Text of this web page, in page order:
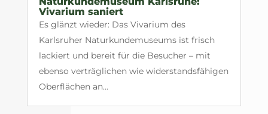
Vivarium saniert
Es glänzt wieder: Das Vivarium des
Karlsruher Naturkundemuseums ist frisch
lackiert und bereit für die Besucher – mit
ebenso verträglichen wie widerstandsfähigen
Oberflächen an...